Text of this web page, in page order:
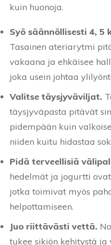
kuin huonoja.
Syö säännöllisesti 4, 5
Tasainen ateriarytmi
vakaana ja ehkäisee
joka usein johtaa
Valitse täysjyväviljat.
täysjyväpasta pitävät
pidempään kuin
niiden kuitu hidastaa
Pidä terveellisiä
hedelmät ja jogurtti
jotka toimivat myös
helpottamiseen.
Juo riittävästi vettä.
tukee sikiön kehitystä ja